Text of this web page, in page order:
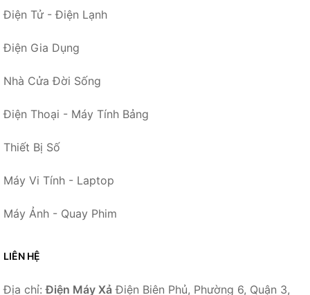
Điện Tử - Điện Lạnh
Điện Gia Dụng
Nhà Cửa Đời Sống
Điện Thoại - Máy Tính Bảng
Thiết Bị Số
Máy Vi Tính - Laptop
Máy Ảnh - Quay Phim
LIÊN HỆ
Địa chỉ:Điện Máy Xả Điện Biên Phủ, Phường 6, Quận 3,